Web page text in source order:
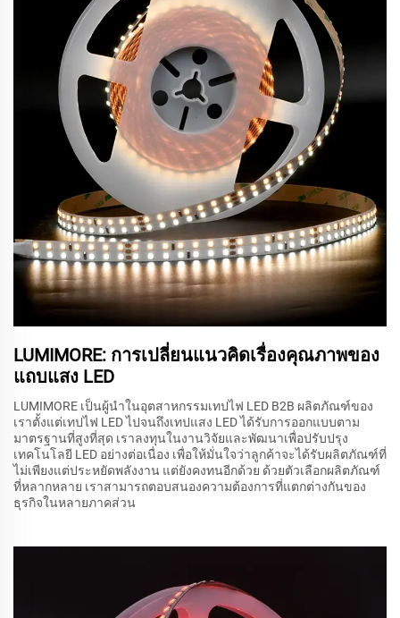
LUMIMORE: การเปลี่ยนแนวคิดเรื่องคุณภาพของ
แถบแสง LED
LUMIMORE เป็นผู้นำในอุตสาหกรรมเทปไฟ LED B2B ผลิตภัณฑ์ของ
เราตั้งแต่เทปไฟ LED ไปจนถึงเทปแสง LED ได้รับการออกแบบตาม
มาตรฐานที่สูงที่สุด เราลงทุนในงานวิจัยและพัฒนาเพื่อปรับปรุง
เทคโนโลยี LED อย่างต่อเนื่อง เพื่อให้มั่นใจว่าลูกค้าจะได้รับผลิตภัณฑ์ที่
ไม่เพียงแต่ประหยัดพลังงาน แต่ยังคงทนอีกด้วย ด้วยตัวเลือกผลิตภัณฑ์
ที่หลากหลาย เราสามารถตอบสนองความต้องการที่แตกต่างกันของ
ธุรกิจในหลายภาคส่วน